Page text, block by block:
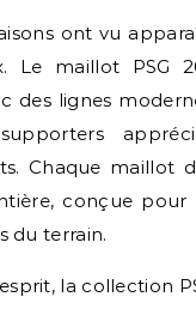
ont vu
Le maillot PSG
des lignes
Chaque maillot
conçue pour
du terrain.
la collection